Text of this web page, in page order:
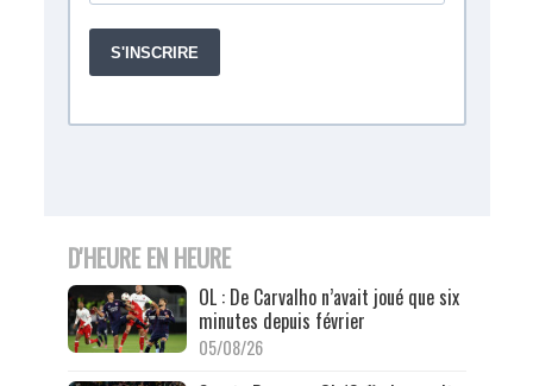
D'HEURE EN HEURE
OL : De Carvalho n’avait joué que six
minutes depuis février
05/08/26